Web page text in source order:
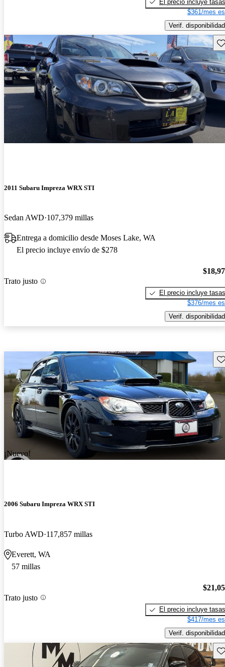
El precio incluye tasas
$361/mes
Verif. disponibilidad
2011 Subaru Impreza WRX STI
Sedan AWD 107,379 millas
Entrega a domicilio desde Moses Lake, WA
El precio incluye envío de $278
Trato justo
El precio incluye tasas
$376/mes
Verif. disponibilidad
¡Nuevo!
2006 Subaru Impreza WRX STI
Turbo AWD 117,857 millas
Everett, WA
57 millas
Trato justo
El precio incluye tasas
$417/mes
Verif. disponibilidad